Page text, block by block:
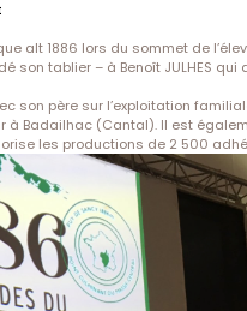
alt 1886 lors du sommet de
son tablier – à Benoît JULHES
son père sur l’exploitation
Badailhac (Cantal). Il est
les productions de 2 500